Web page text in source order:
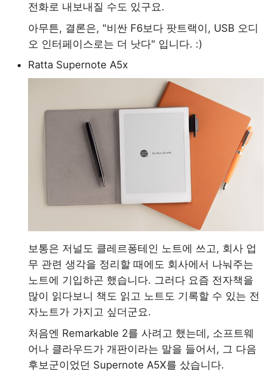
전화로 내보내질 수도 있구요.
아무튼, 결론은, "비싼 F6보다 팟트랙이, USB 오디
오 인터페이스로는 더 낫다" 입니다. :)
Ratta Supernote A5x
보통은 저널도 클레르퐁테인 노트에 쓰고, 회사 업
무 관련 생각을 정리할 때에도 회사에서 나눠주는
노트에 기입하곤 했습니다. 그러다 요즘 전자책을
많이 읽다보니 책도 읽고 노트도 기록할 수 있는 전
자노트가 가지고 싶더군요.
처음엔 Remarkable 2를 사려고 했는데, 소프트웨
어나 클라우드가 개판이라는 말을 들어서, 그 다음
후보군이었던 Supernote A5X를 샀습니다.